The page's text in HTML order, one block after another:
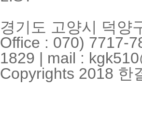
경기도 고양시 덕양
Office : 070) 7717-
1829 | mail :
Copyrights 2018 한